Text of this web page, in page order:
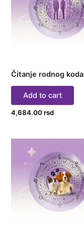
Čitanje rodnog koda
Add to cart
4,684.00rsd